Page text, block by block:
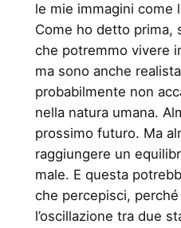
le mie immagini come
Come ho detto prima,
che potremmo vivere
ma sono anche
probabilmente non
nella natura umana.
prossimo futuro. Ma
raggiungere un
male. E questa
che percepisci, perché
l’oscillazione tra due